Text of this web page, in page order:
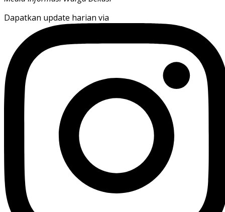
Dapatkan update harian via